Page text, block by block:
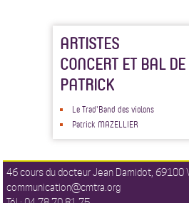
ARTISTES
CONCERT ET BAL
PATRICK
Le Trad'Band des violons
Patrick MAZELLIER
46 cours du docteur Jean Damidot, 69100
communication@cmtra.org